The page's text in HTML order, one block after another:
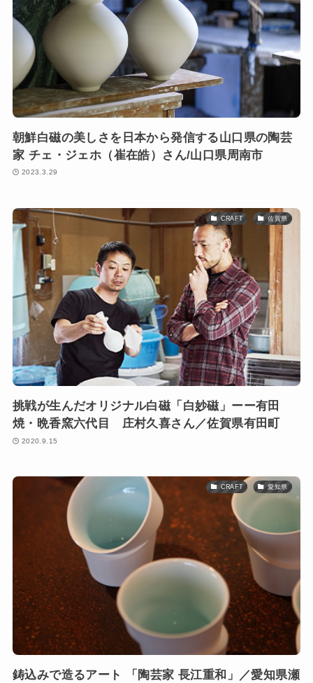
朝鮮白磁の美しさを日本から発信する山口県の陶芸
家 チェ・ジェホ（崔在皓）さん/山口県周南市
2023.3.29
CRAFT 佐賀県
挑戦が生んだオリジナル白磁「白妙磁」ーー有田
焼・晩香窯六代目 庄村久喜さん／佐賀県有田町
2020.9.15
CRAFT 愛知県
鋳込みで造るアート 「陶芸家 長江重和」／愛知県瀬